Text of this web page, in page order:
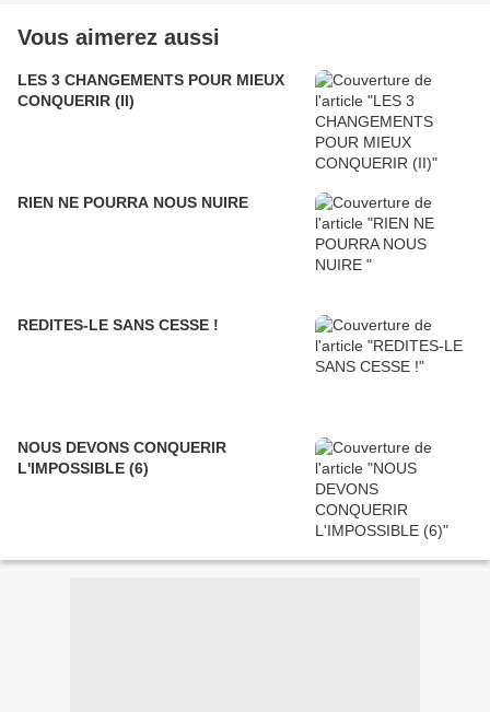
Vous aimerez aussi
LES 3 CHANGEMENTS POUR MIEUX
CONQUERIR (II)
RIEN NE POURRA NOUS NUIRE
REDITES-LE SANS CESSE !
NOUS DEVONS CONQUERIR
L'IMPOSSIBLE (6)